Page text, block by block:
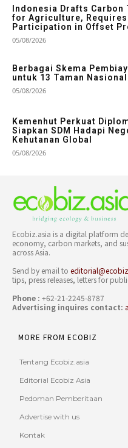
Indonesia Drafts Carbon
for Agriculture, Requires
Participation in Offset
05/08/2026
Berbagai Skema
untuk 13 Taman
05/08/2026
Kemenhut Perkuat
Siapkan SDM Hadapi
Kehutanan Global
05/08/2026
Ecobiz.asia is a digital platform
economy, carbon markets, and
across Asia.
Send by email to
tips, press releases, letters for
Phone : +62-21-2245-8787
Advertising inquires contact:
MORE FROM ECOBIZ
Tentang Ecobiz.asia
Editorial Ecobiz Asia
Pedoman Pemberitaan
Advertise with us
Kontak